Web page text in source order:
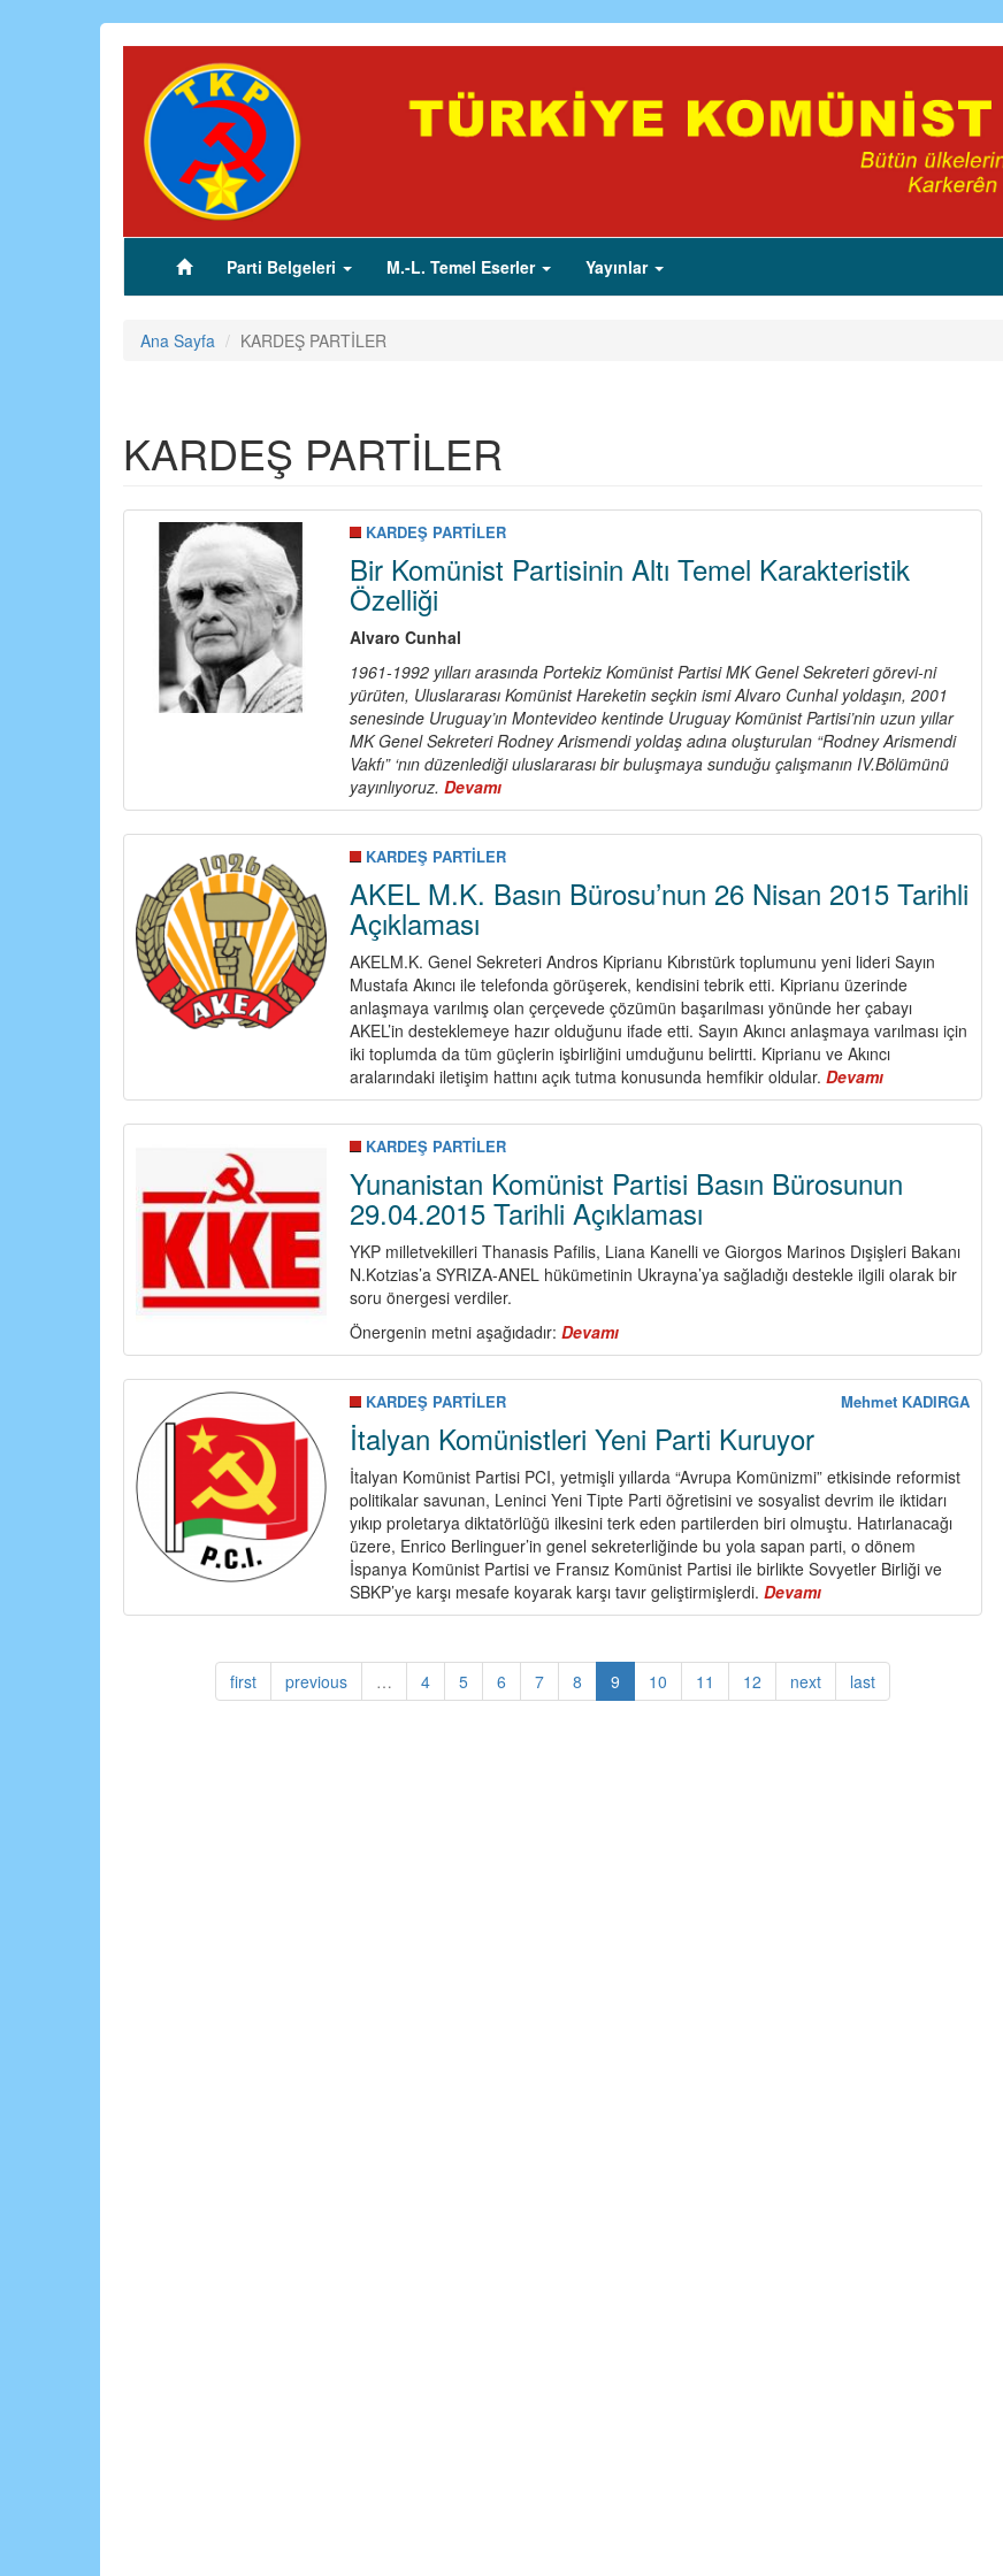
(current)Parti Belgeleri M.-L. Temel Eserler Yayınlar
Ana Sayfa KARDEŞ PARTİLER
KARDEŞ PARTİLER
KARDEŞ PARTİLER
Bir Komünist Partisinin Altı Temel Karakteristik
Özelliği
Alvaro Cunhal
1961-1992 yılları arasında Portekiz Komünist Partisi MK Genel Sekreteri görevi-ni
yürüten, Uluslararası Komünist Hareketin seçkin ismi Alvaro Cunhal yoldaşın, 2001
senesinde Uruguay’ın Montevideo kentinde Uruguay Komünist Partisi’nin uzun yıllar
MK Genel Sekreteri Rodney Arismendi yoldaş adına oluşturulan “Rodney Arismendi
Vakfı” ‘nın düzenlediği uluslararası bir buluşmaya sunduğu çalışmanın IV.Bölümünü
yayınlıyoruz. Devamı
Bir
Komünist
Partisinin
Temel
KARDEŞ PARTİLER
AKEL M.K. Basın Bürosu’nun 26 Nisan 2015 Tarihli
Açıklaması
AKELM.K. Genel Sekreteri Andros Kiprianu Kıbrıstürk toplumunu yeni lideri Sayın
Mustafa Akıncı ile telefonda görüşerek, kendisini tebrik etti. Kiprianu üzerinde
anlaşmaya varılmış olan çerçevede çözümün başarılması yönünde her çabayı
AKEL’in desteklemeye hazır olduğunu ifade etti. Sayın Akıncı anlaşmaya varılması için
iki toplumda da tüm güçlerin işbirliğini umduğunu belirtti. Kiprianu ve Akıncı
aralarındaki iletişim hattını açık tutma konusunda hemfikir oldular.Devamı
AKEL
M.K.
26
Tarihli
Açıklaması
KARDEŞ PARTİLER
Yunanistan Komünist Partisi Basın Bürosunun
29.04.2015 Tarihli Açıklaması
YKP milletvekilleri Thanasis Pafilis, Liana Kanelli ve Giorgos Marinos Dışişleri Bakanı
N.Kotzias’a SYRIZA-ANEL hükümetinin Ukrayna’ya sağladığı destekle ilgili olarak bir
soru önergesi verdiler.
Önergenin metni aşağıdadır:Devamı
Yunanistan
Komünist
Bürosunun
29.04.2015
Tarihli
Açıklaması
KARDEŞ PARTİLER Mehmet KADIRGA
İtalyan Komünistleri Yeni Parti Kuruyor
İtalyan Komünist Partisi PCI, yetmişli yıllarda “Avrupa Komünizmi” etkisinde reformist
politikalar savunan, Leninci Yeni Tipte Parti öğretisini ve sosyalist devrim ile iktidarı
yıkıp proletarya diktatörlüğü ilkesini terk eden partilerden biri olmuştu. Hatırlanacağı
üzere, Enrico Berlinguer’in genel sekreterliğinde bu yola sapan parti, o dönem
İspanya Komünist Partisi ve Fransız Komünist Partisi ile birlikte Sovyetler Birliği ve
SBKP’ye karşı mesafe koyarak karşı tavır geliştirmişlerdi.Devamı
İtalyan
Yeni
Parti
Kuruyor
first previous … 4 5 6 7 8 9 10 11 12 next last